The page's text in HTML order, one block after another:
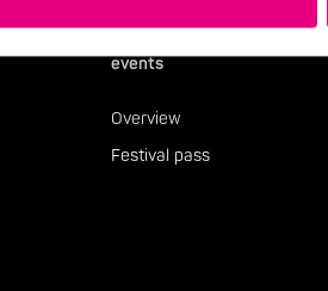
events
Overview
Festival pass